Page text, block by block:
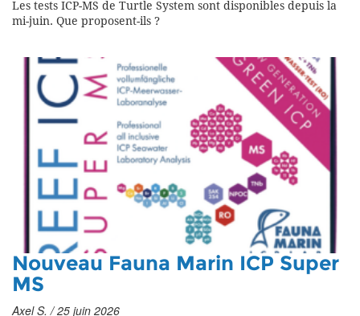
Les tests ICP-MS de Turtle System sont disponibles depuis la
mi-juin. Que proposent-ils ?
Nouveau Fauna Marin ICP Super
MS
Axel S. / 25 juin 2026